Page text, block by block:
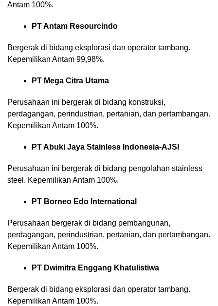
Antam 100%.
PT Antam Resourcindo
Bergerak di bidang eksplorasi dan operator tambang.
Kepemilikan Antam 99,98%.
PT Mega Citra Utama
Perusahaan ini bergerak di bidang konstruksi,
perdagangan, perindustrian, pertanian, dan pertambangan.
Kepemilikan Antam 100%.
PT Abuki Jaya Stainless Indonesia-AJSI
Perusahaan ini bergerak di bidang pengolahan stainless
steel. Kepemilikan Antam 100%.
PT Borneo Edo International
Perusahaan bergerak di bidang pembangunan,
perdagangan, perindustrian, pertanian, dan pertambangan.
Kepemilikan Antam 100%.
PT Dwimitra Enggang Khatulistiwa
Bergerak di bidang eksplorasi dan operator tambang.
Kepemilikan Antam 100%.